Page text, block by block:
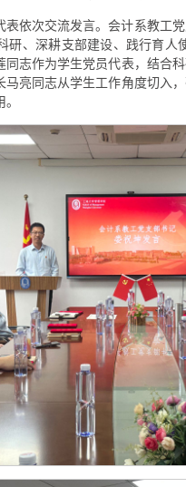
表依次交流发言。会计系教工
研、深耕支部建设、践行育人
同志作为学生党员代表，结合
马亮同志从学生工作角度切入